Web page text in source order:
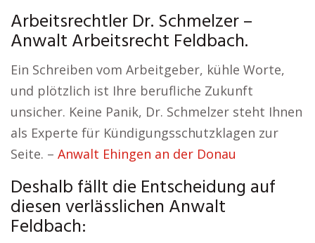
Arbeitsrechtler Dr. Schmelzer –
Anwalt Arbeitsrecht Feldbach.
Ein Schreiben vom Arbeitgeber, kühle Worte,
und plötzlich ist Ihre berufliche Zukunft
unsicher. Keine Panik, Dr. Schmelzer steht Ihnen
als Experte für Kündigungsschutzklagen zur
Seite. – Anwalt Ehingen an der Donau
Deshalb fällt die Entscheidung auf
diesen verlässlichen Anwalt
Feldbach: